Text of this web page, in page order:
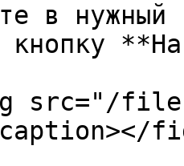
в нужный
кнопку
src="/